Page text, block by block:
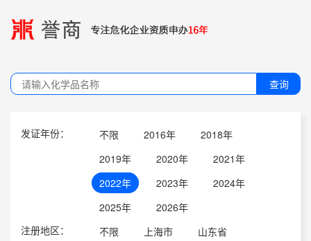
查询
发证年份： 不限 2016年
2018年
2019年
2020年
2021年
2022年
2023年
2024年
2025年
2026年
注册地区：
不限 上海市
山东省